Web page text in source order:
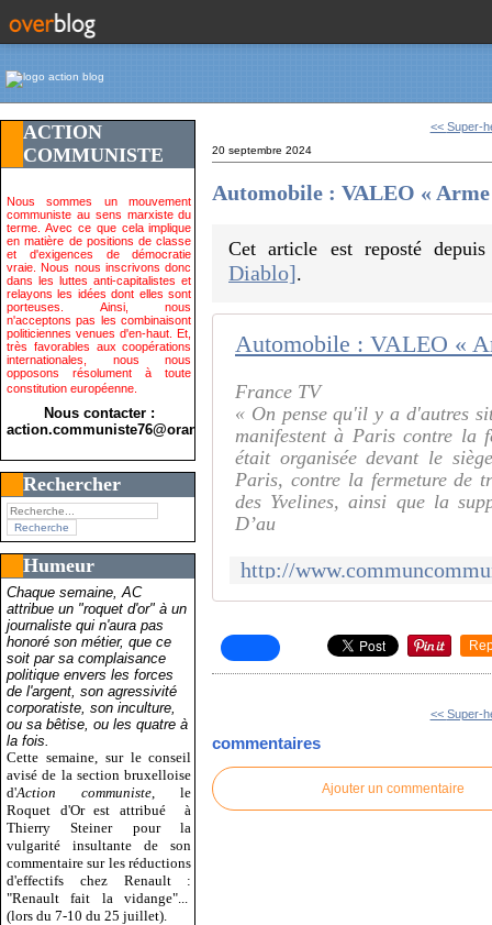
ACTION
COMMUNISTE
Nous sommes un mouvement
communiste au sens marxiste du
terme. Avec ce que cela implique
en matière de positions de classe
et d'exigences de démocratie
vraie. Nous nous inscrivons donc
dans les luttes anti-capitalistes et
relayons les idées dont elles sont
porteuses. Ainsi, nous
n'acceptons pas les combinaisont
politiciennes venues d'en-haut. Et,
très favorables aux coopérations
internationales, nous nous
opposons résolument à toute
constitution européenne.
Nous contacter :
action.communiste76@orange.fr>
Rechercher
Humeur
Chaque semaine, AC
attribue un "roquet d'or" à un
journaliste qui n'aura pas
honoré son métier, que ce
soit par sa complaisance
politique envers les forces
de l'argent, son agressivité
corporatiste, son inculture,
ou sa bêtise, ou les quatre à
la fois.
Cette semaine, sur le conseil
avisé de la section bruxelloise
d'Action communiste , le
Roquet d'Or est attribué
à
Thierry Steiner pour la
vulgarité insultante de son
commentaire sur les réductions
d'effectifs chez Renault :
"Renault fait la vidange"...
(lors du 7-10 du 25 juillet).
<< Super-
20 septembre 2024
Automobile : VALEO «
Cet article est reposté
Diablo].
Automobile : VALEO «
France TV
« On pense qu'il y a d'autres
manifestent à Paris contre la
était organisée devant le
Paris, contre la fermeture de
des Yvelines, ainsi que la
D’au
<< Super-
commentaires
Ajouter un commentaire